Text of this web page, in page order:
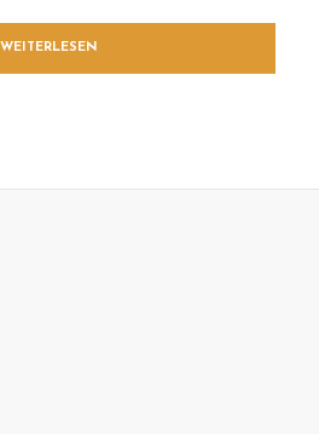
WEITERLESEN